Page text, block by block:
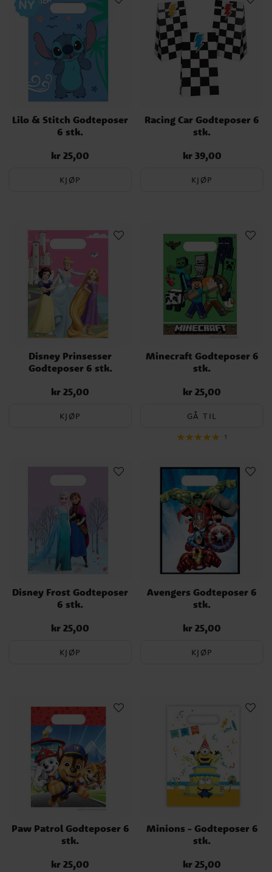
Lilo & Stitch Godteposer
6 stk.
Pris:kr 25,00
kr 25,00
KJØP
Racing Car Godteposer 6
stk.
Pris:kr 39,00
kr 39,00
KJØP
Disney Prinsesser
Godteposer 6 stk.
Pris:kr 25,00
kr 25,00
KJØP
Minecraft Godteposer 6
stk.
Pris:kr 25,00
kr 25,00
GÅ TIL
1
Disney Frost Godteposer
6 stk.
Pris:kr 25,00
kr 25,00
KJØP
Avengers Godteposer 6
stk.
Pris:kr 25,00
kr 25,00
KJØP
Paw Patrol Godteposer 6
stk.
Pris:kr 25,00
kr 25,00
Minions - Godteposer 6
stk.
Pris:kr 25,00
kr 25,00